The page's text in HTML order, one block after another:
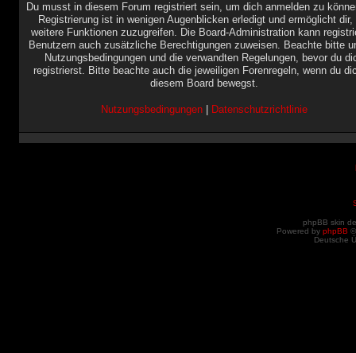
Du musst in diesem Forum registriert sein, um dich anmelden zu
Registrierung ist in wenigen Augenblicken erledigt und ermöglicht dir,
weitere Funktionen zuzugreifen. Die Board-Administration kann
Benutzern auch zusätzliche Berechtigungen zuweisen. Beachte bitte
Nutzungsbedingungen und die verwandten Regelungen, bevor du
registrierst. Bitte beachte auch die jeweiligen Forenregeln, wenn du
diesem Board bewegst.
Nutzungsbedingungen| Datenschutzrichtlinie
phpBB skin
Powered by phpBB
Deutsche